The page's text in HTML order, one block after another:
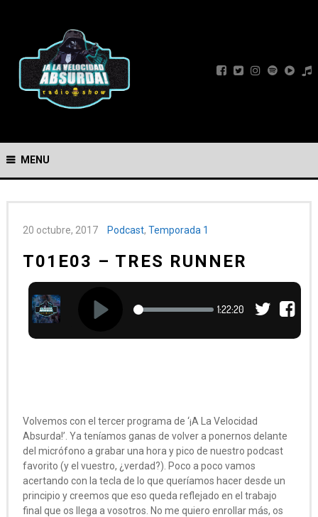
MENU
20 octubre, 2017 Podcast, Temporada 1
T01E03 – TRES RUNNER
Volvemos con el tercer programa de ‘¡A La Velocidad
Absurda!’. Ya teníamos ganas de volver a ponernos delante
del micrófono a grabar una hora y pico de nuestro podcast
favorito (y el vuestro, ¿verdad?). Poco a poco vamos
acertando con la tecla de lo que queríamos hacer desde un
principio y creemos que eso queda reflejado en el trabajo
final que os llega a vosotros. No me quiero enrollar más, os